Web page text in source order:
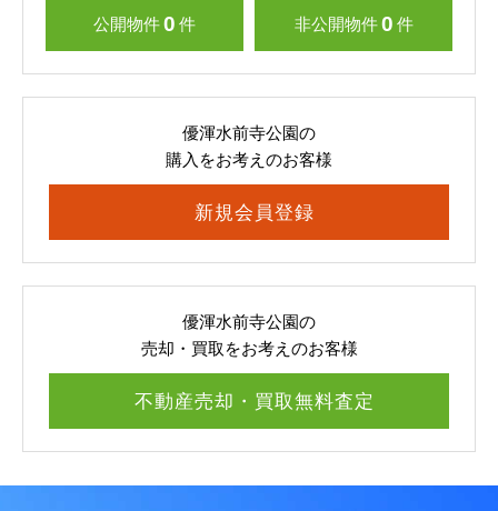
公開物件0 件 非公開物件 0 件
優渾水前寺公園の
購入をお考えのお客様
新規会員登録
優渾水前寺公園の
売却・買取をお考えのお客様
不動産売却・買取無料査定